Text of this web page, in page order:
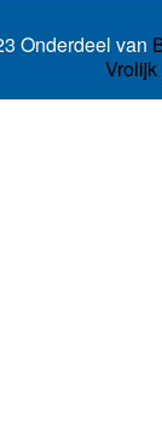
Onderdeel van